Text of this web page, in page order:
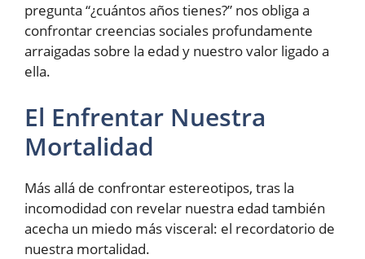
pregunta “¿cuántos años tienes?” nos obliga a
confrontar creencias sociales profundamente
arraigadas sobre la edad y nuestro valor ligado a
ella.
El Enfrentar Nuestra
Mortalidad
Más allá de confrontar estereotipos, tras la
incomodidad con revelar nuestra edad también
acecha un miedo más visceral: el recordatorio de
nuestra mortalidad.